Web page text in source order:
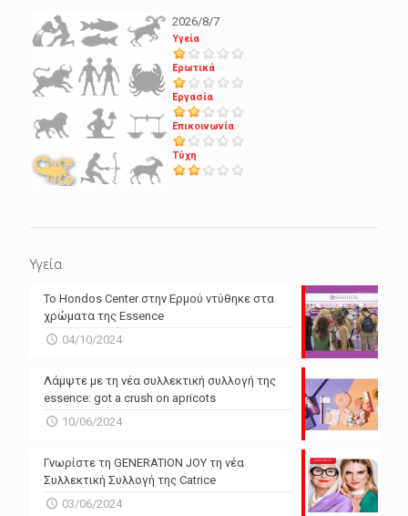
2026/8/7
Υγεία
Ερωτικά
Εργασία
Επικοινωνία
Τύχη
Υγεία
Το Hondos Center στην Ερμού ντύθηκε στα
χρώματα της Essence
04/10/2024
Λάμψτε με τη νέα συλλεκτική συλλογή της
essence: got a crush on apricots
10/06/2024
Γνωρίστε τη GENERATION JOY τη νέα
Συλλεκτική Συλλογή της Catrice
03/06/2024